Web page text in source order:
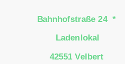
Bahnhofstraße 24 *
Ladenlokal
42551 Velbert